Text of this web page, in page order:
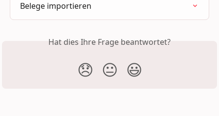
Belege importieren
Hat dies Ihre Frage beantwortet?
😞 😐 😃